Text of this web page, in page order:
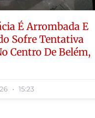
É Arrombada E
Sofre Tentativa
Centro De Belém,
15:23